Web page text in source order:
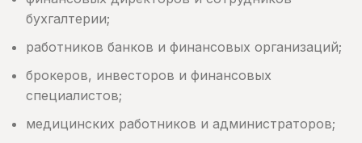
бухгалтерии;
работников банков и финансовых организаций;
брокеров, инвесторов и финансовых
специалистов;
медицинских работников и администраторов;